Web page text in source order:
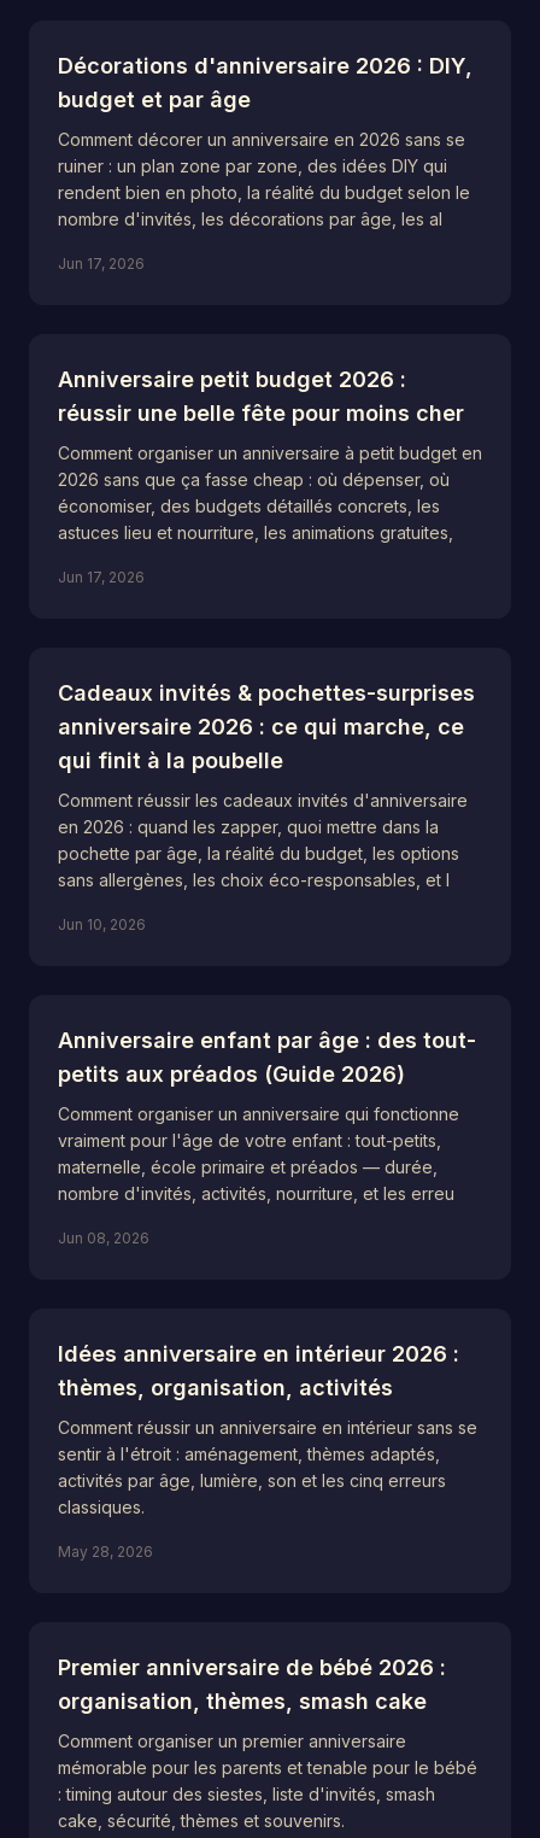
Décorations d'anniversaire 2026 : DIY,
budget et par âge
Comment décorer un anniversaire en 2026 sans se
ruiner : un plan zone par zone, des idées DIY qui
rendent bien en photo, la réalité du budget selon le
nombre d'invités, les décorations par âge, les al
Jun 17, 2026
Anniversaire petit budget 2026 :
réussir une belle fête pour moins cher
Comment organiser un anniversaire à petit budget en
2026 sans que ça fasse cheap : où dépenser, où
économiser, des budgets détaillés concrets, les
astuces lieu et nourriture, les animations gratuites,
Jun 17, 2026
Cadeaux invités & pochettes-surprises
anniversaire 2026 : ce qui marche, ce
qui finit à la poubelle
Comment réussir les cadeaux invités d'anniversaire
en 2026 : quand les zapper, quoi mettre dans la
pochette par âge, la réalité du budget, les options
sans allergènes, les choix éco-responsables, et l
Jun 10, 2026
Anniversaire enfant par âge : des tout-
petits aux préados (Guide 2026)
Comment organiser un anniversaire qui fonctionne
vraiment pour l'âge de votre enfant : tout-petits,
maternelle, école primaire et préados — durée,
nombre d'invités, activités, nourriture, et les erreu
Jun 08, 2026
Idées anniversaire en intérieur 2026 :
thèmes, organisation, activités
Comment réussir un anniversaire en intérieur sans se
sentir à l'étroit : aménagement, thèmes adaptés,
activités par âge, lumière, son et les cinq erreurs
classiques.
May 28, 2026
Premier anniversaire de bébé 2026 :
organisation, thèmes, smash cake
Comment organiser un premier anniversaire
mémorable pour les parents et tenable pour le bébé
: timing autour des siestes, liste d'invités, smash
cake, sécurité, thèmes et souvenirs.